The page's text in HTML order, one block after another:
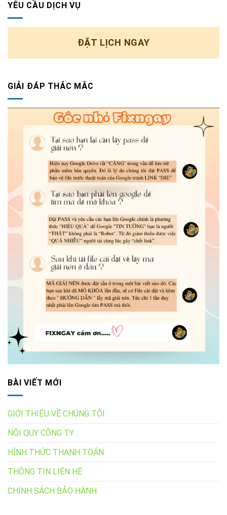
YÊU CẦU DỊCH VỤ
ĐẶT LỊCH NGAY
GIẢI ĐÁP THẮC MẮC
BÀI VIẾT MỚI
GIỚI THIỆU VỀ CHÚNG TÔI
NỘI QUY CÔNG TY
HÌNH THỨC THANH TOÁN
THÔNG TIN LIÊN HỆ
CHÍNH SÁCH BẢO HÀNH